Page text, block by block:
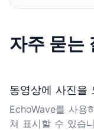
자주 묻는
동영상에 사진을
EchoWave를 사용
쳐 표시할 수 있습